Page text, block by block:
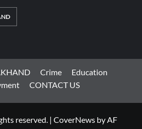
Crime
Education
CONTACT US
reserved. | CoverNews by AF